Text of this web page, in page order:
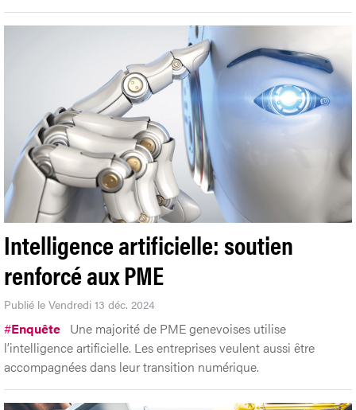
Intelligence artificielle: soutien
renforcé aux PME
Publié le Vendredi 13 déc. 2024
#Enquête Une majorité de PME genevoises utilise
l’intelligence artificielle. Les entreprises veulent aussi être
accompagnées dans leur transition numérique.